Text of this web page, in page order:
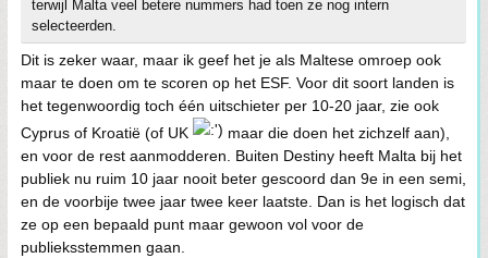
terwijl Malta veel betere nummers had toen ze nog intern
selecteerden.
Dit is zeker waar, maar ik geef het je als Maltese omroep ook
maar te doen om te scoren op het ESF. Voor dit soort landen is
het tegenwoordig toch één uitschieter per 10-20 jaar, zie ook
Cyprus of Kroatië (of UK
maar die doen het zichzelf aan),
en voor de rest aanmodderen. Buiten Destiny heeft Malta bij het
publiek nu ruim 10 jaar nooit beter gescoord dan 9e in een semi,
en de voorbije twee jaar twee keer laatste. Dan is het logisch dat
ze op een bepaald punt maar gewoon vol voor de
publieksstemmen gaan.